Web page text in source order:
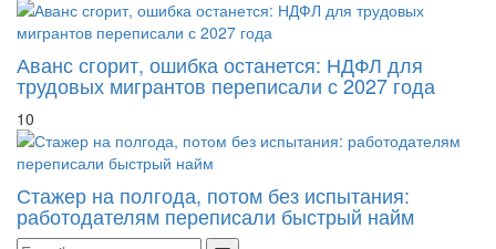
Аванс сгорит, ошибка останется: НДФЛ для
трудовых мигрантов переписали с 2027 года
10
Стажер на полгода, потом без испытания:
работодателям переписали быстрый найм